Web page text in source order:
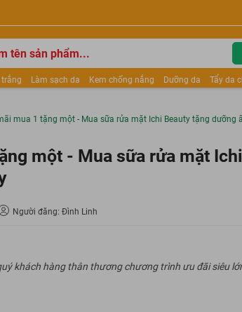
trắng Làm sạch da Kem chống nắng Dưỡng da Tẩy da
mua 1 tặng một - Mua sữa rửa mặt Ichi Beauty tặng dưỡng
một - Mua sữa rửa mặt Ichi
Người đăng: Đình Linh
khách hàng thân thương chương trình ưu đãi siêu